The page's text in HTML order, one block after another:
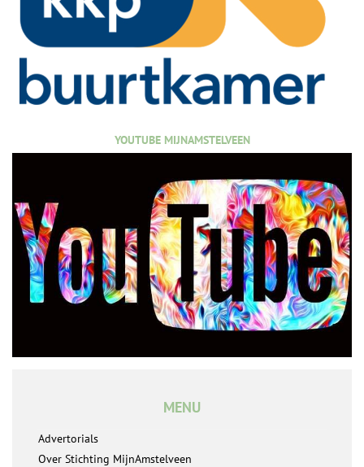
YOUTUBE MIJNAMSTELVEEN
MENU
Advertorials
Over Stichting MijnAmstelveen